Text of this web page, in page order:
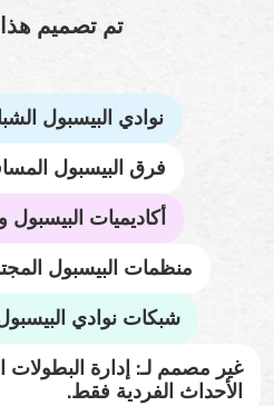
تم تصميم
نوادي البيسبول
فرق البيسبول
أكاديميات البيسبول
منظمات البيسبول
شبكات نوادي
غير مصمم لـ: إدارة البطولات
الأحداث الفردية فقط.